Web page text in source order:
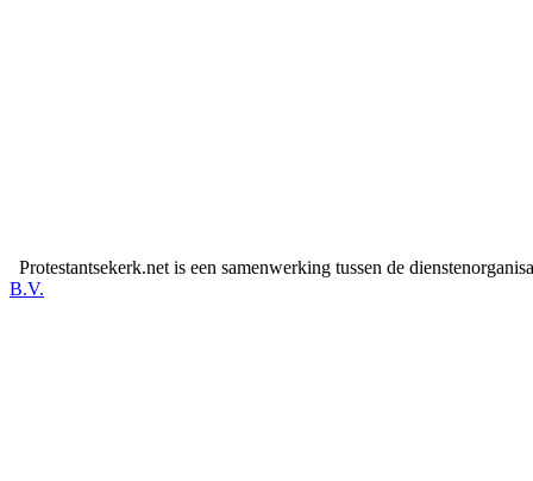
Protestantsekerk.net is een samenwerking tussen de
B.V.